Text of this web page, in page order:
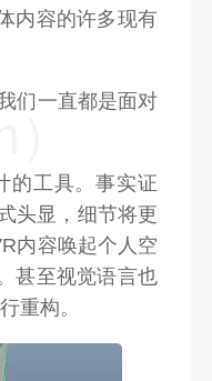
内容的许多现有
们一直都是面对
的工具。事实证
头显，细节将更
内容唤起个人空
甚至视觉语言也
重构。